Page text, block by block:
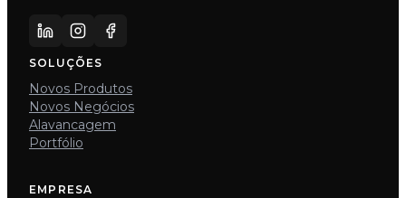
SOLUÇÕES
Novos Produtos
Novos Negócios
Alavancagem
Portfólio
EMPRESA